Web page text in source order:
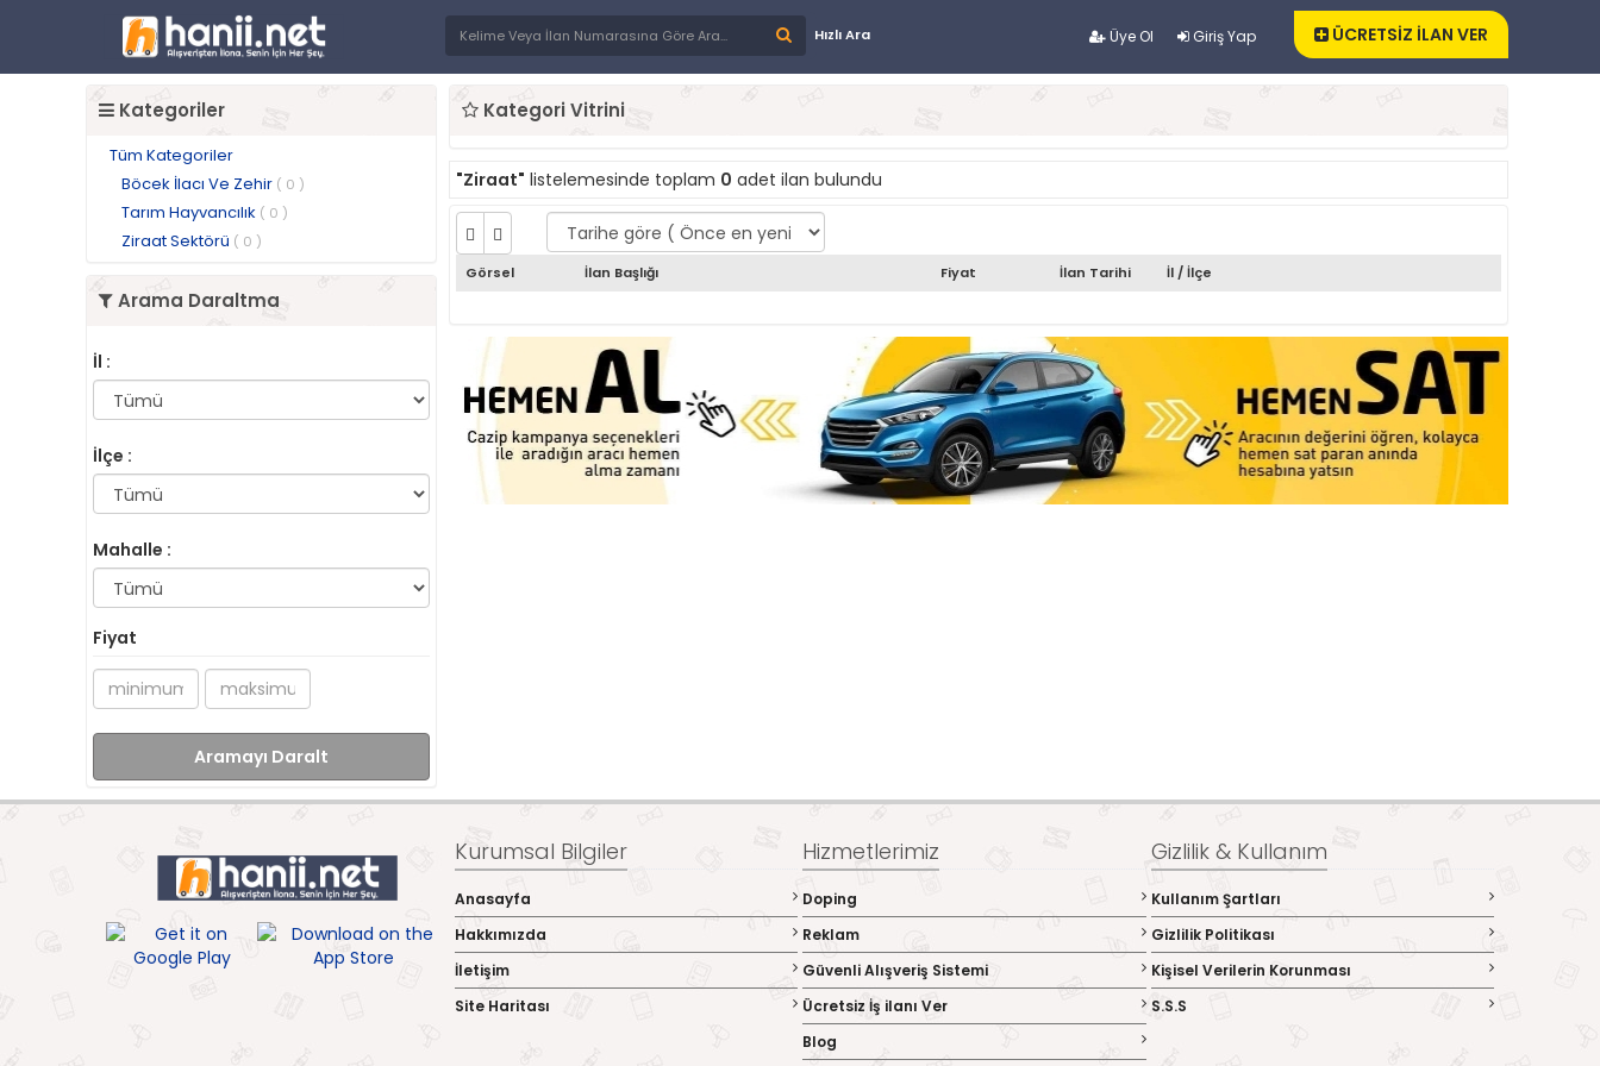
Üye Ol Giriş Yap
Hızlı Ara ÜCRETSİZ İLAN VER
Kategoriler
Tüm Kategoriler
Böcek İlacı Ve Zehir ( 0 )
Tarım Hayvancılık ( 0 )
Ziraat Sektörü ( 0 )
Arama Daraltma
İl :
İlçe :
Mahalle :
Fiyat
Aramayı Daralt
Kategori Vitrini
"Ziraat" listelemesinde toplam 0 adet ilan bulundu
Görsel İlan Başlığı Fiyat İlan Tarihi İl / İlçe
Kurumsal Bilgiler
Anasayfa
Hakkımızda
İletişim
Site Haritası
Hizmetlerimiz
Doping
Reklam
Güvenli Alışveriş Sistemi
Ücretsiz İş ilanı Ver
Blog
Gizlilik & Kullanım
Kullanım Şartları
Gizlilik Politikası
Kişisel Verilerin Korunması
S.S.S